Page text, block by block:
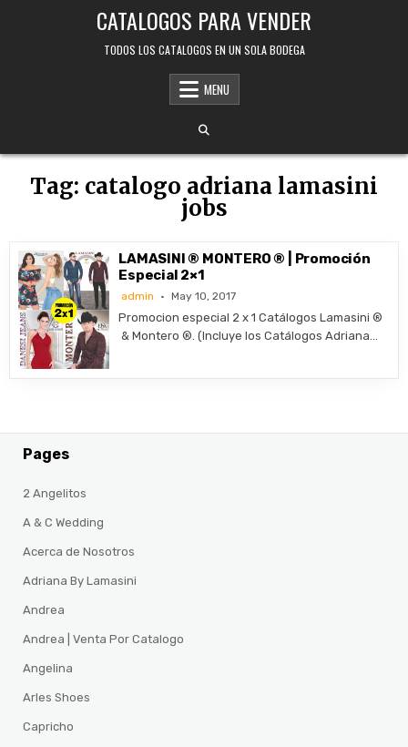
CATALOGOS PARA VENDER
TODOS LOS CATALOGOS EN UN SOLA BODEGA
MENU
Tag: catalogo adriana lamasini
jobs
LAMASINI ® MONTERO ® | Promoción
Especial 2×1
admin May 10, 2017
Promocion especial 2 x 1 Catálogos Lamasini ®
& Montero ®. (Incluye los Catálogos Adriana…
Pages
2 Angelitos
A & C Wedding
Acerca de Nosotros
Adriana By Lamasini
Andrea
Andrea | Venta Por Catalogo
Angelina
Arles Shoes
Capricho